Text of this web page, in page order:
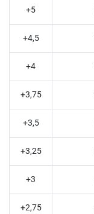
+5
+4,5
+4
+3,75
+3,5
+3,25
+3
+2,75